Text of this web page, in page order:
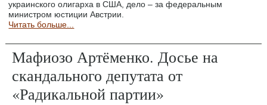
украинского олигарха в США, дело – за федеральным
министром юстиции Австрии.
Читать больше...
Мафиозо Артёменко. Досье на
скандального депутата от
«Радикальной партии»